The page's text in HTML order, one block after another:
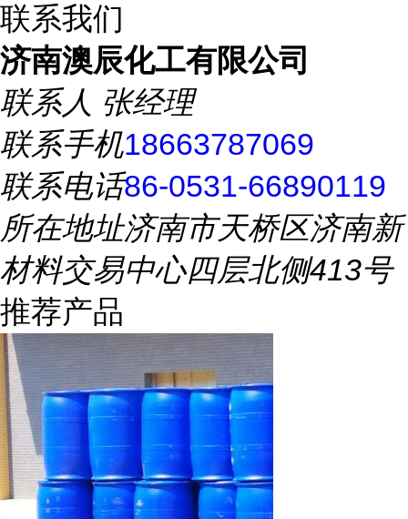
联系我们
济南澳辰化工有限公司
联系人 张经理
联系手机18663787069
联系电话86-0531-66890119
所在地址济南市天桥区济南新
材料交易中心四层北侧413号
推荐产品